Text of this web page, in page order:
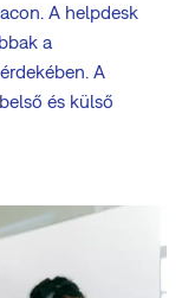
A helpdesk
a
érdekében. A
és külső